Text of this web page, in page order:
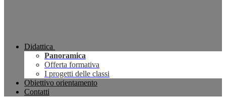
Didattica
Panoramica
Offerta formativa
I progetti delle classi
Obiettivo orientamento
Contatti